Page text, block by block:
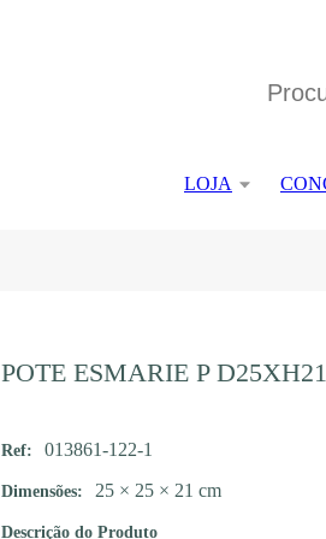
LOJA
POTE ESMARIE P D25XH21
Ref: 013861-122-1
Dimensões: 25 × 25 × 21 cm
Descrição do Produto